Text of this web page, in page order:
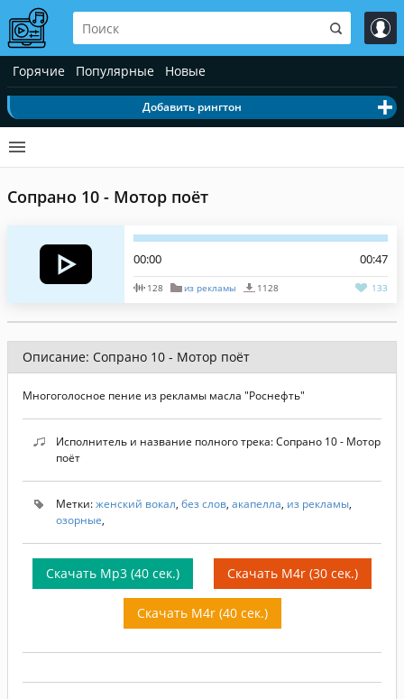
Горячие Популярные Новые
Добавить рингтон
Сопрано 10 - Мотор поёт
00:00 00:47
128 из рекламы 1128 133
Описание: Сопрано 10 - Мотор поёт
Многоголосное пение из рекламы масла "Роснефть"
Исполнитель и название полного трека: Сопрано 10 - Мотор
поёт
Метки:женский вокал, без слов, акапелла, из рекламы,
озорные,
Скачать Mp3 (40 сек.) Скачать M4r (30 сек.)
Скачать M4r (40 сек.)